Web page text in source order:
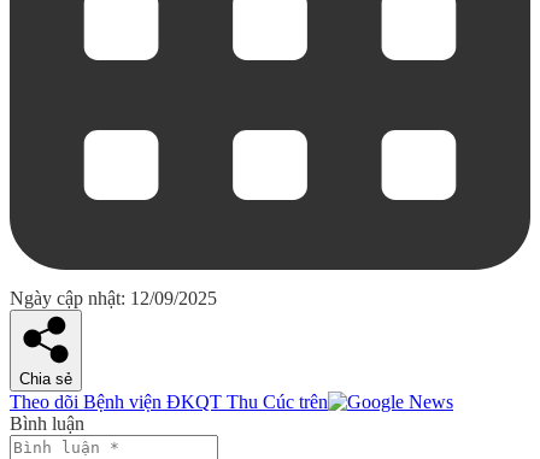
Ngày cập nhật: 12/09/2025
Chia sẻ
Theo dõi Bệnh viện ĐKQT Thu Cúc trên
Bình luận